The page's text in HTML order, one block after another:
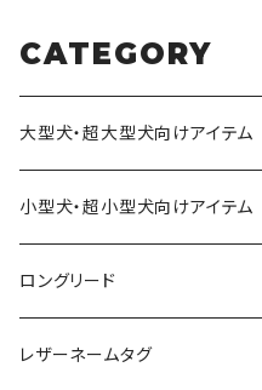
CATEGORY
大型犬・超大型犬向けアイテム
小型犬・超小型犬向けアイテム
ロングリード
オリジナル軽量ロングリード
レザーネームタグ